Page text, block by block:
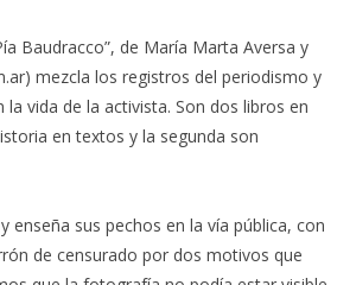
Baudracco”, de María Marta Aversa y
mezcla los registros del periodismo y
vida de la activista. Son dos libros en
en textos y la segunda son
enseña sus pechos en la vía pública, con
de censurado por dos motivos que